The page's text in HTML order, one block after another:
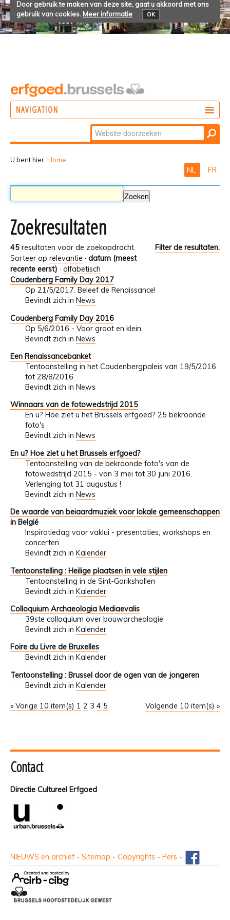
Door gebruik te maken van deze site, gaat u akkoord met ons
gebruik van cookies. Meer informatie OK
NAVIGATION
Zoek
Geavanceerd
U bent hier: Home
NL FR
Zoekresultaten
45 resultaten voor de zoekopdracht.
Filter de resultaten.
Sorteer op relevantie · datum (meest
recente eerst) · alfabetisch
Coudenberg Family Day 2017
Op 21/5/2017. Beleef de Renaissance!
Bevindt zich in News
Coudenberg Family Day 2016
Op 5/6/2016 - Voor groot en klein.
Bevindt zich in News
Een Renaissancebanket
Tentoonstelling in het Coudenbergpaleis van 19/5/2016
tot 28/8/2016
Bevindt zich in News
Winnaars van de fotowedstrijd 2015
En u? Hoe ziet u het Brussels erfgoed? 25 bekroonde
foto's
Bevindt zich in News
En u? Hoe ziet u het Brussels erfgoed?
Tentoonstelling van de bekroonde foto's van de
fotowedstrijd 2015 - van 3 mei tot 30 juni 2016.
Verlenging tot 31 augustus !
Bevindt zich in News
De waarde van beiaardmuziek voor lokale gemeenschappen
in België
Inspiratiedag voor vaklui - presentaties, workshops en
concerten
Bevindt zich in Kalender
Tentoonstelling : Heilige plaatsen in vele stijlen
Tentoonstelling in de Sint-Gorikshallen
Bevindt zich in Kalender
Colloquium Archaeologia Mediaevalis
39ste colloquium over bouwarcheologie
Bevindt zich in Kalender
Foire du Livre de Bruxelles
Bevindt zich in Kalender
Tentoonstelling : Brussel door de ogen van de jongeren
Bevindt zich in Kalender
« Vorige 10 item(s) Volgende 10 item(s) »
1 2 3 4 5
Contact
Directie Cultureel Erfgoed
NIEUWS en archief - Sitemap - Copyrights - Pers -